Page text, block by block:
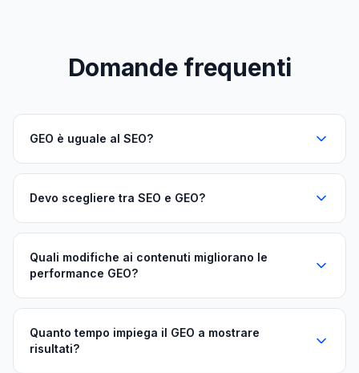
Domande frequenti
GEO è uguale al SEO?
Devo scegliere tra SEO e GEO?
Quali modifiche ai contenuti migliorano le
performance GEO?
Quanto tempo impiega il GEO a mostrare
risultati?